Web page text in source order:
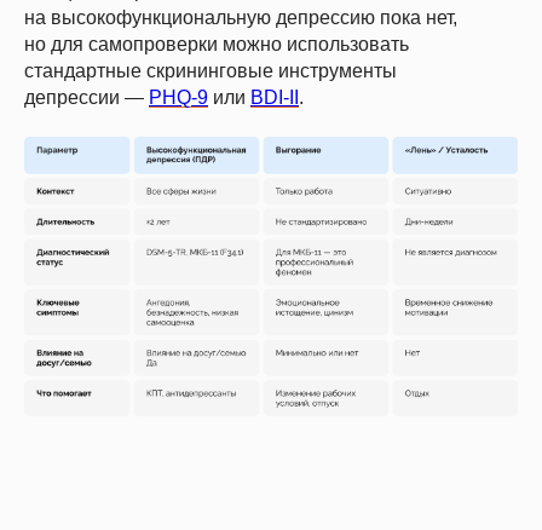
на высокофункциональную депрессию пока нет,
но для самопроверки можно использовать
стандартные скрининговые инструменты
депрессии — PHQ-9 или BDI-II .